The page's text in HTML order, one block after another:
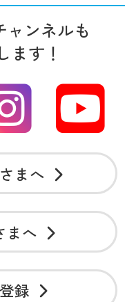
ャンネルも
ます！
まへ
まへ
録